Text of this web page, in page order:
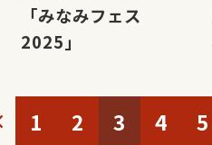
「みなみフェス
2025」
1 2 3 4 5